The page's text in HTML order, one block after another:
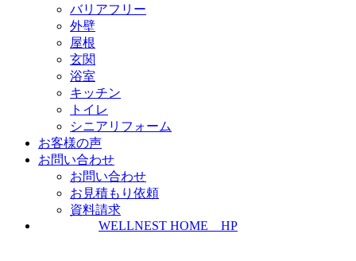
バリアフリー
外壁
屋根
玄関
浴室
キッチン
トイレ
シニアリフォーム
お客様の声
お問い合わせ
お問い合わせ
お見積もり依頼
資料請求
WELLNEST HOME HP